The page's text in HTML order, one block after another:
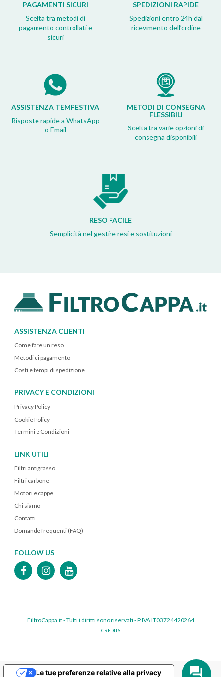
PAGAMENTI SICURI
Scelta tra metodi di
pagamento controllati e
sicuri
SPEDIZIONI RAPIDE
Spedizioni entro 24h dal
ricevimento dell’ordine
ASSISTENZA TEMPESTIVA
Risposte rapide a WhatsApp
o Email
METODI DI CONSEGNA
FLESSIBILI
Scelta tra varie opzioni di
consegna disponibili
RESO FACILE
Semplicità nel gestire resi e sostituzioni
ASSISTENZA CLIENTI
Come fare un reso
Metodi di pagamento
Costi e tempi di spedizione
PRIVACY E CONDIZIONI
Privacy Policy
Cookie Policy
Termini e Condizioni
LINK UTILI
Filtri antigrasso
Filtri carbone
Motori e cappe
Chi siamo
Contatti
Domande frequenti (FAQ)
FOLLOW US
FiltroCappa.it - Tutti i diritti sono riservati - P.IVA IT03724420264
CREDITS
Le tue preferenze relative alla privacy